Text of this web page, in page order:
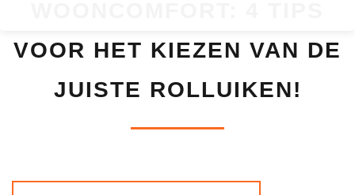
VOOR HET KIEZEN VAN DE
JUISTE ROLLUIKEN!